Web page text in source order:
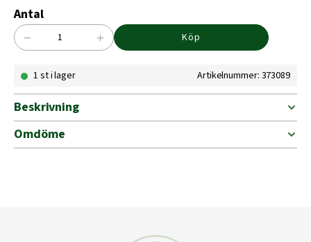
Antal
SKJUTMUFF
50
− + Köp
1 st i lager Artikelnummer: 373089
Beskrivning
Omdöme